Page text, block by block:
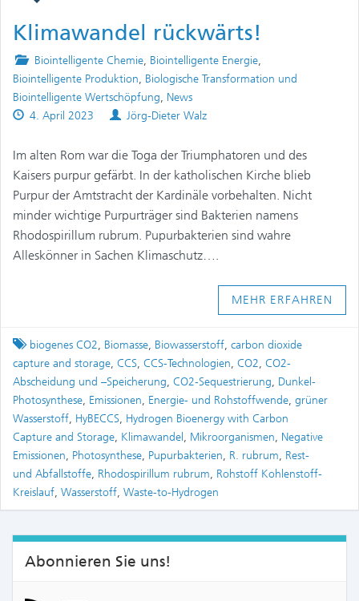
Klimawandel rückwärts!
Posted
in
Biointelligente Chemie, Biointelligente Energie,
Biointelligente Produktion, Biologische Transformation und
Biointelligente Wertschöpfung, News
Published
4. April 2023 Authors
Jörg-Dieter Walz
Im alten Rom war die Toga der Triumphatoren und des
Kaisers purpur gefärbt. In der katholischen Kirche blieb
Purpur der Amtstracht der Kardinäle vorbehalten. Nicht
minder wichtige Purpurträger sind Bakterien namens
Rhodospirillum rubrum. Pupurbakterien sind wahre
Alleskönner in Sachen Klimaschutz….
MEHR ERFAHREN
Tagged
biogenes CO2, Biomasse, Biowasserstoff, carbon dioxide
capture and storage, CCS, CCS-Technologien, CO2, CO2-
Abscheidung und –Speicherung, CO2-Sequestrierung, Dunkel-
Photosynthese, Emissionen, Energie- und Rohstoffwende, grüner
Wasserstoff, HyBECCS, Hydrogen Bioenergy with Carbon
Capture and Storage, Klimawandel , Mikroorganismen, Negative
Emissionen, Photosynthese, Pupurbakterien, R. rubrum, Rest-
und Abfallstoffe, Rhodospirillum rubrum, Rohstoff Kohlenstoff-
Kreislauf, Wasserstoff, Waste-to-Hydrogen
Abonnieren Sie uns!